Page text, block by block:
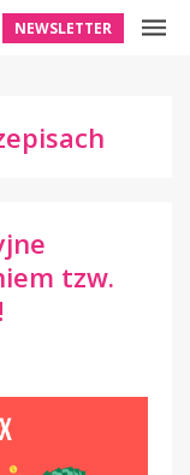
NEWSLETTER
tzw.